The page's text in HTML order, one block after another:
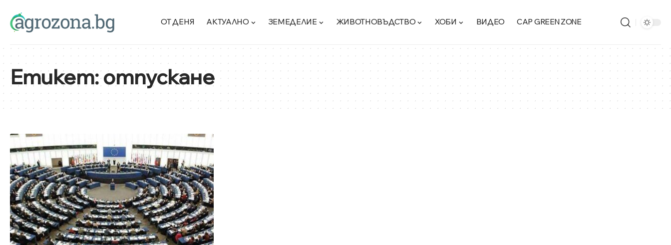
ОТ ДЕНЯ АКТУАЛНО ЗЕМЕДЕЛИЕ ЖИВОТНОВЪДСТВО ХОБИ ВИДЕО CAP GREEN ZONE
Етикет:отпускане